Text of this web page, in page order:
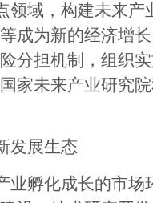
领域，构建未来
成为新的经济增
分担机制，组织
家未来产业研究
发展生态
业孵化成长的市